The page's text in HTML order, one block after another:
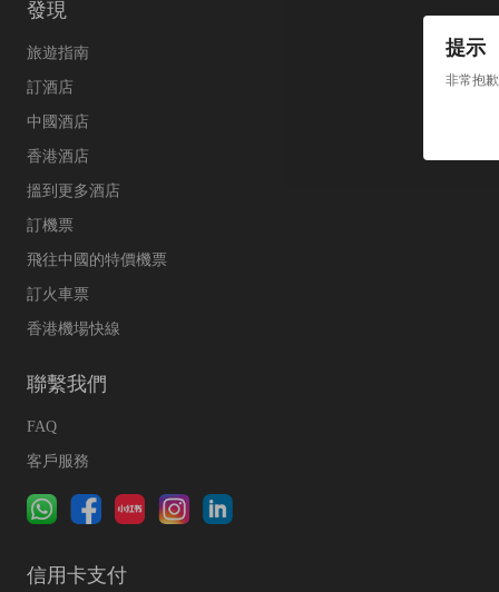
提示
非常抱
發現
旅遊指南
訂酒店
中國酒店
香港酒店
搵到更多酒店
訂機票
飛往中國的特價機票
訂火車票
香港機場快線
聯繫我們
FAQ
客戶服務
信用卡支付